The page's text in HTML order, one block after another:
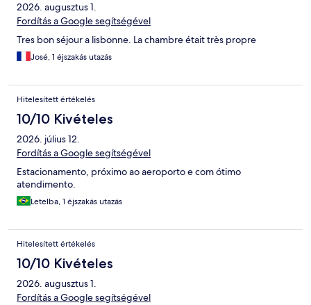
2026. augusztus 1.
Fordítás a Google segítségével
Tres bon séjour a lisbonne. La chambre était très propre
José, 1 éjszakás utazás
Hitelesített értékelés
10/10 Kivételes
2026. július 12.
Fordítás a Google segítségével
Estacionamento, próximo ao aeroporto e com ótimo
atendimento.
Letelba, 1 éjszakás utazás
Hitelesített értékelés
10/10 Kivételes
2026. augusztus 1.
Fordítás a Google segítségével